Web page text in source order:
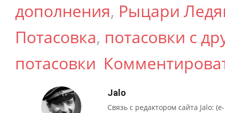
дополнения, Рыцари
Потасовка, потасовки с
потасовки
Jalo
Связь с редактором сайта Jalo: